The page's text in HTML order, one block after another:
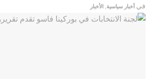
في أخبار سياسية الأخبار